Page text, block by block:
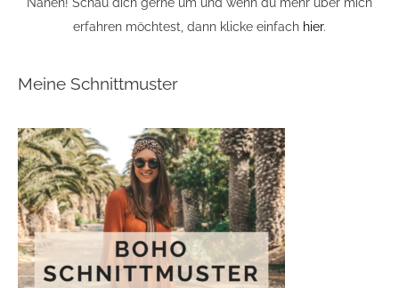
Nähen! Schau dich gerne um und wenn du mehr über mich
erfahren möchtest, dann klicke einfach hier.
Meine Schnittmuster